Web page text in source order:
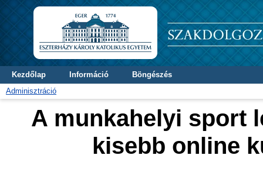
Kezdőlap Információ
Böngészés
Adminisztráció
A munkahelyi sport
kisebb online